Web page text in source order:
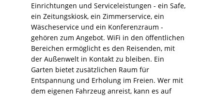
Einrichtungen und Serviceleistungen - ein Safe,
ein Zeitungskiosk, ein Zimmerservice, ein
Wäscheservice und ein Konferenzraum -
gehören zum Angebot. WiFi in den öffentlichen
Bereichen ermöglicht es den Reisenden, mit
der Außenwelt in Kontakt zu bleiben. Ein
Garten bietet zusätzlichen Raum für
Entspannung und Erholung im Freien. Wer mit
dem eigenen Fahrzeug anreist, kann es auf